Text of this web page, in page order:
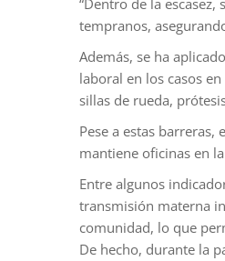
“Dentro de la
tempranos,
Además, se ha
laboral en los casos
sillas de rueda,
Pese a estas
mantiene oficinas en
Entre algunos
transmisión materna
comunidad, lo que
De hecho, durante la